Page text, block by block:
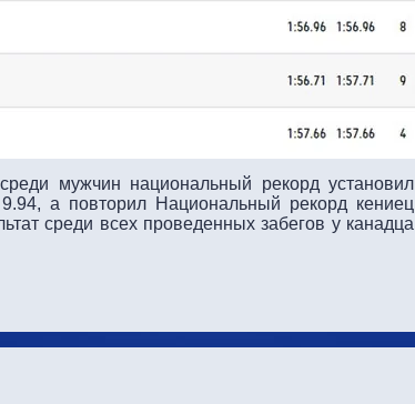
мужчин национальный рекорд установил
а повторил Национальный рекорд кениец
среди всех проведенных забегов у канадца